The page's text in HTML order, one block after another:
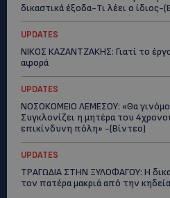
δικαστικά έξοδα-Τι λέει ο ίδιος-
UPDATES
ΝΙΚΟΣ ΚΑΖΑΝΤΖΑΚΗΣ: Γιατί το
αφορά
UPDATES
ΝΟΣΟΚΟΜΕΙΟ ΛΕΜΕΣΟΥ: «Θα
Συγκλονίζει η μητέρα του
επικίνδυνη πόλη» -(Βίντεο)
UPDATES
ΤΡΑΓΩΔΙΑ ΣΤΗΝ ΞΥΛΟΦΑΓΟΥ: Η
τον πατέρα μακριά από την